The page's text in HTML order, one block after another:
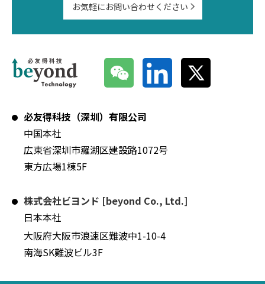
お気軽にお問い合わせください
必友得科技（深圳）有限公司
中国本社
広東省深圳市羅湖区建設路1072号
東方広場1棟5F
株式会社ビヨンド [beyond Co., Ltd.]
日本本社
大阪府大阪市浪速区難波中1-10-4
南海SK難波ビル3F